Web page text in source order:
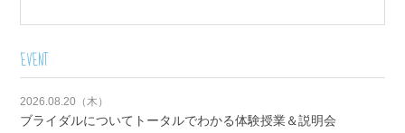
EVENT
2026.08.20（木）
ブライダルについてトータルでわかる体験授業＆説明会